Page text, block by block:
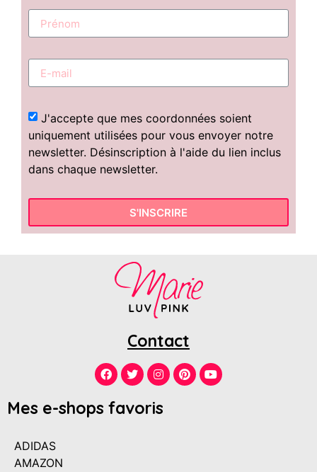
J'accepte que mes coordonnées soient
uniquement utilisées pour vous envoyer notre
newsletter. Désinscription à l'aide du lien inclus
dans chaque newsletter.
S'INSCRIRE
Contact
Mes e-shops favoris
ADIDAS
AMAZON